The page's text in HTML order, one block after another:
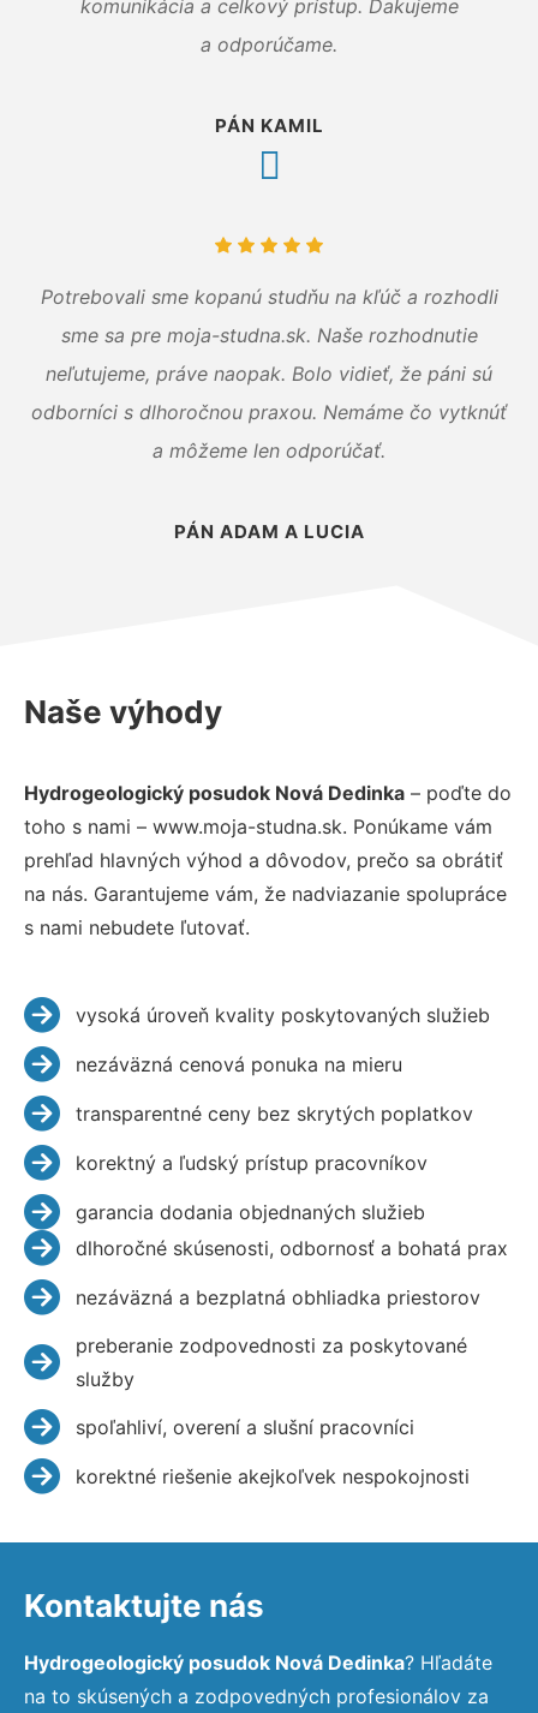
komunikácia a celkový prístup. Ďakujeme
a odporúčame.
PÁN KAMIL
Potrebovali sme kopanú studňu na kľúč a rozhodli
sme sa pre moja-studna.sk. Naše rozhodnutie
neľutujeme, práve naopak. Bolo vidieť, že páni sú
odborníci s dlhoročnou praxou. Nemáme čo vytknúť
a môžeme len odporúčať.
PÁN ADAM A LUCIA
Naše výhody
Hydrogeologický posudok Nová Dedinka – poďte do
toho s nami – www.moja-studna.sk. Ponúkame vám
prehľad hlavných výhod a dôvodov, prečo sa obrátiť
na nás. Garantujeme vám, že nadviazanie spolupráce
s nami nebudete ľutovať.
vysoká úroveň kvality poskytovaných služieb
nezáväzná cenová ponuka na mieru
transparentné ceny bez skrytých poplatkov
korektný a ľudský prístup pracovníkov
garancia dodania objednaných služieb
dlhoročné skúsenosti, odbornosť a bohatá prax
nezáväzná a bezplatná obhliadka priestorov
preberanie zodpovednosti za poskytované
služby
spoľahliví, overení a slušní pracovníci
korektné riešenie akejkoľvek nespokojnosti
Kontaktujte nás
Hydrogeologický posudok Nová Dedinka? Hľadáte
na to skúsených a zodpovedných profesionálov za